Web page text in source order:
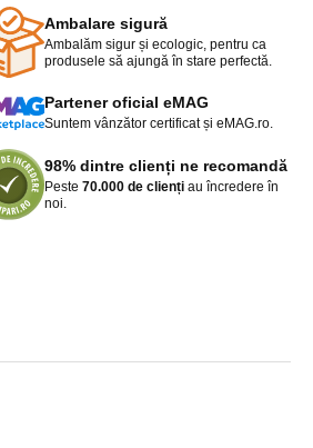
Ambalare sigură
Ambalăm sigur și ecologic, pentru ca
produsele să ajungă în stare perfectă.
Partener oficial eMAG
Suntem vânzător certificat și eMAG.ro.
98% dintre clienți ne recomandă
Peste 70.000 de clienți au încredere în
noi.